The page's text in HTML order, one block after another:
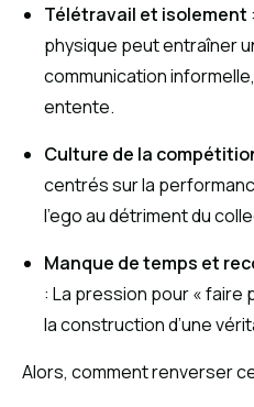
Télétravail et isolement
physique peut entraîner
communication
entente.
Culture de la
centrés sur la
l’ego au détriment du
Manque de temps et
: La pression pour « faire
la construction d’une
Alors, comment renverser